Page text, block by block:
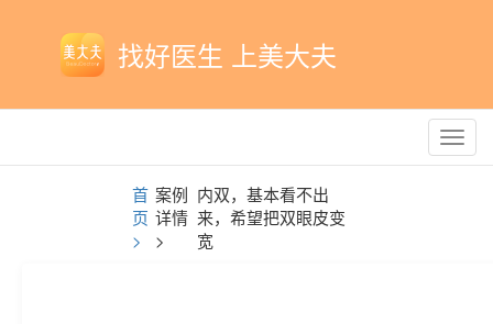
找好医生 上美大夫
首
页
>
案例
详情
>
内双，基本看不出
来，希望把双眼皮变
宽